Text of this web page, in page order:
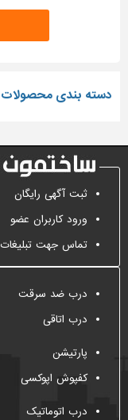
دسته بندی محصولات
ثبت آگهی رایگان
ورود کاربران عضو
تماس جهت تبلیغات
درب ضد سرقت
درب اتاقی
پارتیشن
کفپوش اپوکسی
درب اتوماتیک